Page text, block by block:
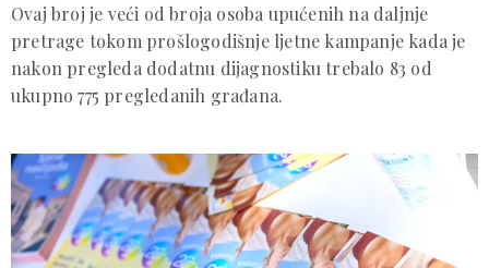
Ovaj broj je veći od broja osoba upućenih na daljnje
pretrage tokom prošlogodišnje ljetne kampanje kada je
nakon pregleda dodatnu dijagnostiku trebalo 83 od
ukupno 775 pregledanih građana.